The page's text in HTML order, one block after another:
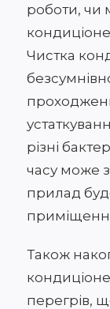
роботи, чи
Чистка
різні
часу може
прилад
Також
перегрів,